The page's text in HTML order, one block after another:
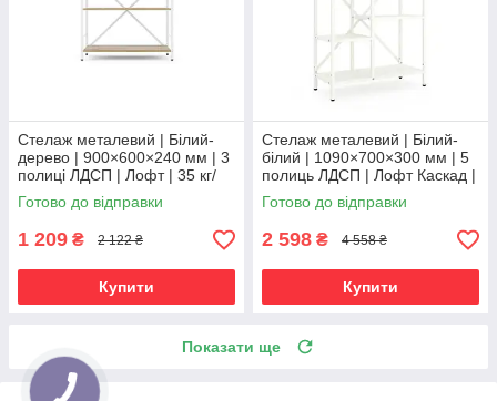
Стелаж металевий | Білий-
дерево | 900×600×240 мм | 3
полиці ЛДСП | Лофт | 35 кг/
полицю | для дому, офісу та
вітальні
Готово до відправки
1 209 ₴ 2 122 ₴
Купити
Стелаж металевий | Білий-
білий | 1090×700×300 мм | 5
полиць ЛДСП | Лофт Каскад |
35 кг/полицю | для дому,
офісу та вітальні
Готово до відправки
2 598 ₴ 4 558 ₴
Купити
Показати ще